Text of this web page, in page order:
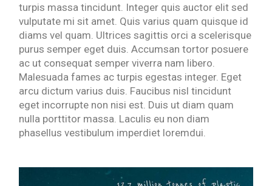
turpis massa tincidunt. Integer quis auctor elit sed
vulputate mi sit amet. Quis varius quam quisque id
diams vel quam. Ultrices sagittis orci a scelerisque
purus semper eget duis. Accumsan tortor posuere
ac ut consequat semper viverra nam libero.
Malesuada fames ac turpis egestas integer. Eget
arcu dictum varius duis. Faucibus nisl tincidunt
eget incorrupte non nisi est. Duis ut diam quam
nulla porttitor massa. Laculis eu non diam
phasellus vestibulum imperdiet loremdui.